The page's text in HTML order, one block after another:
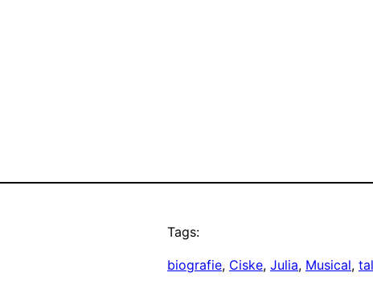
Tags:
biografie, Ciske, Julia, Musical,